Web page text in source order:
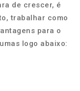
de crescer, é
trabalhar como
para o
logo abaixo: